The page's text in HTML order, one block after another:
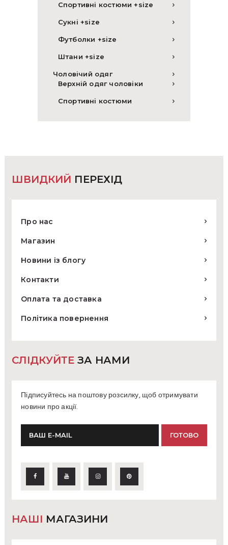
Спортивні костюми +size
Сукні +size
Футболки +size
Штани +size
Чоловічий одяг
Верхній одяг чоловіки
Спортивні костюми
ШВИДКИЙ ПЕРЕХІД
Про нас
Магазин
Новини із блогу
Контакти
Оплата та доставка
Політика повернення
СЛІДКУЙТЕ ЗА НАМИ
Підписуйтесь на поштову розсилку, щоб отримувати
новини про акції.
НАШІ МАГАЗИНИ